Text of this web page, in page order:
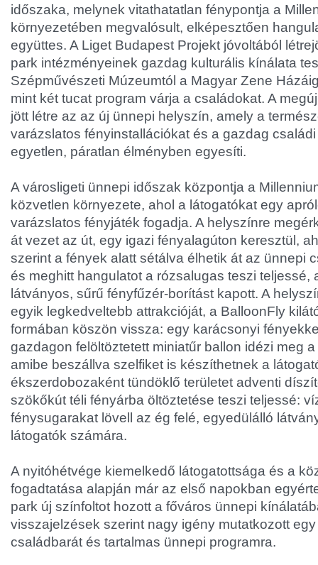
időszaka, melynek vitathatatlan fénypontja a
környezetében megvalósult, elképesztően
együttes. A Liget Budapest Projekt jóvoltából
park intézményeinek gazdag kulturális kínálata
Szépművészeti Múzeumtól a Magyar Zene
mint két tucat program várja a családokat. A
jött létre az az új ünnepi helyszín, amely a
varázslatos fényinstallációkat és a gazdag
egyetlen, páratlan élményben egyesíti.
A városligeti ünnepi időszak központja a
közvetlen környezete, ahol a látogatókat egy
varázslatos fényjáték fogadja. A helyszínre
át vezet az út, egy igazi fényalagúton keresztül,
szerint a fények alatt sétálva élhetik át az ünnepi
és meghitt hangulatot a rózsalugas teszi teljessé,
látványos, sűrű fényfűzér-borítást kapott. A
egyik legkedveltebb attrakcióját, a BalloonFly
formában köszön vissza: egy karácsonyi
gazdagon felöltöztetett miniatűr ballon idézi meg
amibe beszállva szelfiket is készíthetnek a
ékszerdobozaként tündöklő területet adventi
szökőkút téli fényárba öltöztetése teszi teljessé:
fénysugarakat lövell az ég felé, egyedülálló
látogatók számára.
A nyitóhétvége kiemelkedő látogatottsága és a
fogadtatása alapján már az első napokban
park új színfoltot hozott a főváros ünnepi
visszajelzések szerint nagy igény mutatkozott
családbarát és tartalmas ünnepi programra.